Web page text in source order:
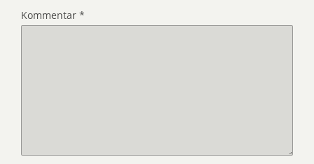
Kommentar *